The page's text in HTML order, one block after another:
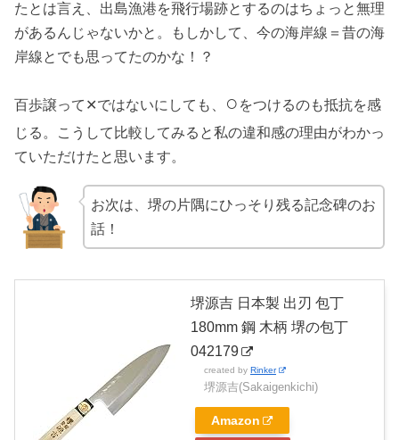
たとは言え、出島漁港を飛行場跡とするのはちょっと無理
があるんじゃないかと。もしかして、今の海岸線＝昔の海
岸線とでも思ってたのかな！？
百歩譲って✕ではないにしても、 ○ をつけるのも抵抗を感
じる。こうして比較してみると私の違和感の理由がわかっ
ていただけたと思います。
お次は、堺の片隅にひっそり残る記念碑のお
話！
堺源吉 日本製 出刃 包丁
180mm 鋼 木柄 堺の包丁
042179
created by Rinker
堺源吉(Sakaigenkichi)
Amazon